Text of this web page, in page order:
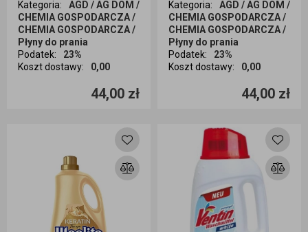
Kategoria:
AGD / AG DOM /
CHEMIA GOSPODARCZA /
CHEMIA GOSPODARCZA /
Płyny do prania
Podatek:
23%
Koszt dostawy: 0,00
44,00 zł
Ilość sztuk
Kategoria:
AGD / AG DOM /
CHEMIA GOSPODARCZA /
CHEMIA GOSPODARCZA /
Płyny do prania
Podatek:
23%
Koszt dostawy: 0,00
44,00 zł
Ilość sztuk